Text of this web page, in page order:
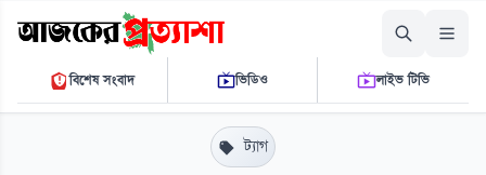
রোববার, ০৯ আগস্ট ২০২৬
১২:৪৪:২৮ পি.এম.THE DAILY AJKER PROTTASHA
বিশেষ সংবাদ ভিডিও লাইভ টিভি
ট্যাগ